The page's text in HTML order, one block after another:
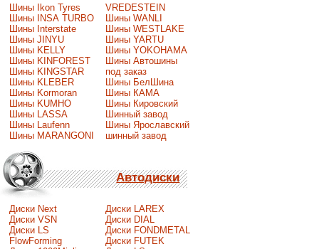
Шины Ikon Tyres
Шины INSA TURBO
Шины Interstate
Шины JINYU
Шины KELLY
Шины KINFOREST
Шины KINGSTAR
Шины KLEBER
Шины Kormoran
Шины KUMHO
Шины LASSA
Шины Laufenn
Шины MARANGONI
VREDESTEIN
Шины WANLI
Шины WESTLAKE
Шины YARTU
Шины YOKOHAMA
Шины Автошины
под заказ
Шины БелШина
Шины КАМА
Шины Кировский
Шинный завод
Шины Ярославский
шинный завод
Автодиски
Диски Next
Диски VSN
Диски LS
FlowForming
Диски LAREX
Диски DIAL
Диски FONDMETAL
Диски FUTEK